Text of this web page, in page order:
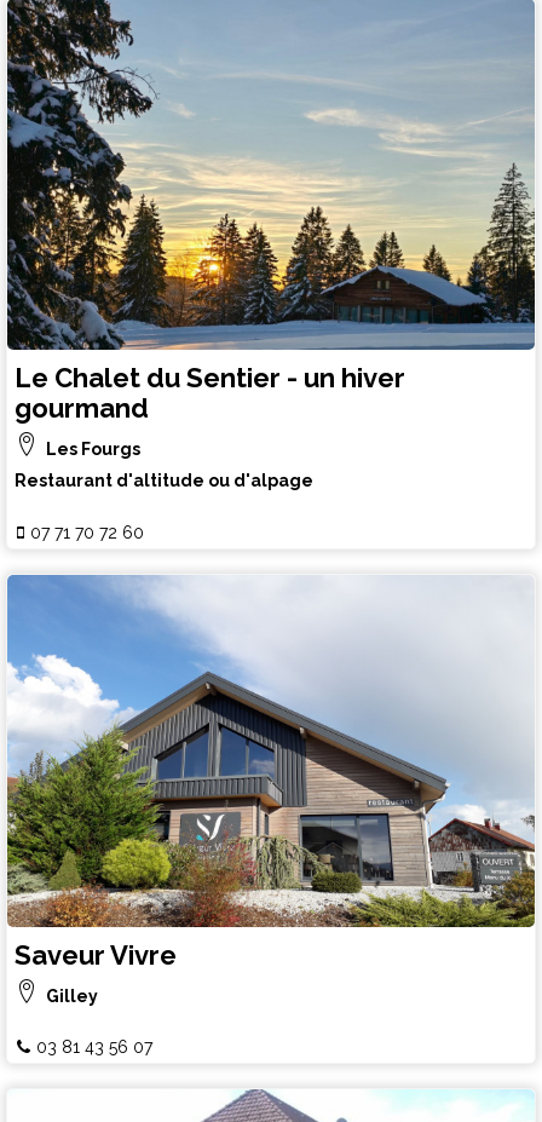
Le Chalet du Sentier - un hiver
gourmand
Les Fourgs
Restaurant d'altitude ou d'alpage
07 71 70 72 60
Saveur Vivre
Gilley
03 81 43 56 07